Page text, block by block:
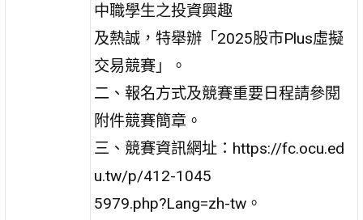
中職學生之投資興趣
及熱誠，特舉辦「2025股市Plus虛擬
交易競賽」。
二、報名方式及競賽重要日程請參閱
附件競賽簡章。
三、競賽資訊網址：https://fc.ocu.ed
u.tw/p/412-1045
5979.php?Lang=zh-tw。